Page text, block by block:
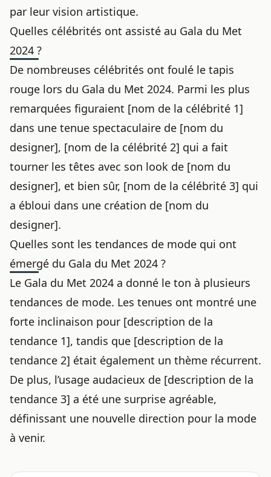
par leur vision artistique.
Quelles célébrités ont assisté au Gala du Met
2024 ?
De nombreuses célébrités ont foulé le tapis
rouge lors du Gala du Met 2024. Parmi les plus
remarquées figuraient [nom de la célébrité 1]
dans une tenue spectaculaire de [nom du
designer], [nom de la célébrité 2] qui a fait
tourner les têtes avec son look de [nom du
designer], et bien sûr, [nom de la célébrité 3] qui
a ébloui dans une création de [nom du
designer].
Quelles sont les tendances de mode qui ont
émergé du Gala du Met 2024 ?
Le Gala du Met 2024 a donné le ton à plusieurs
tendances de mode. Les tenues ont montré une
forte inclinaison pour [description de la
tendance 1], tandis que [description de la
tendance 2] était également un thème récurrent.
De plus, l’usage audacieux de [description de la
tendance 3] a été une surprise agréable,
définissant une nouvelle direction pour la mode
à venir.